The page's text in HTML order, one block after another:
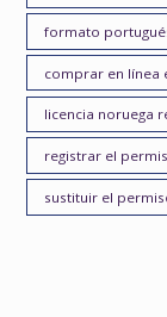
formato
comprar en línea
licencia noruega
registrar el
sustituir el